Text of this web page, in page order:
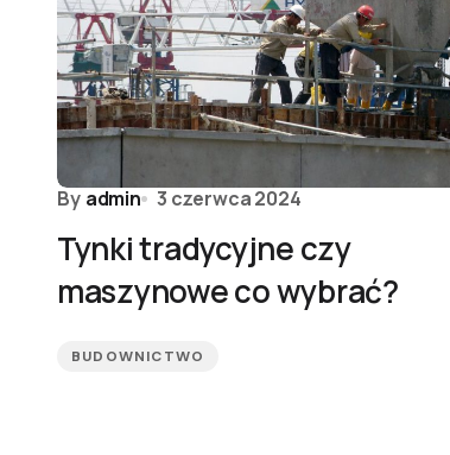
By admin 3 czerwca 2024
Tynki tradycyjne czy
maszynowe co wybrać?
BUDOWNICTWO